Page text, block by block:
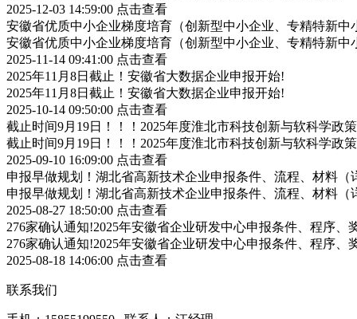
2025-12-03 14:59:00 点击查看
安徽省优质中小企业梯度培育（创新型中小企业、专精特新中
安徽省优质中小企业梯度培育（创新型中小企业、专精特新中
2025-11-14 09:41:00 点击查看
2025年11月8日截止！安徽省大数据企业申报开始!
2025年11月8日截止！安徽省大数据企业申报开始!
2025-10-14 09:50:00 点击查看
截止时间9月19日！！！2025年度淮北市科技创新与软科学
截止时间9月19日！！！2025年度淮北市科技创新与软科学
2025-09-10 16:09:00 点击查看
申报早做规划！湖北省高新技术企业申报条件、流程、材料（
申报早做规划！湖北省高新技术企业申报条件、流程、材料（
2025-08-27 18:50:00 点击查看
276家确认通知!2025年安徽省企业研发中心申报条件、程序、
276家确认通知!2025年安徽省企业研发中心申报条件、程序、
2025-08-18 14:06:00 点击查看
联系我们